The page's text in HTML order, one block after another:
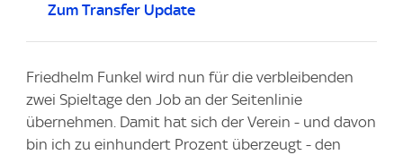
Zum Transfer Update
Friedhelm Funkel wird nun für die verbleibenden
zwei Spieltage den Job an der Seitenlinie
übernehmen. Damit hat sich der Verein - und davon
bin ich zu einhundert Prozent überzeugt - den